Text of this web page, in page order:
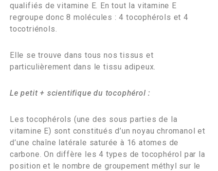
qualifiés de vitamine E. En tout la vitamine E
regroupe donc 8 molécules : 4 tocophérols et 4
tocotriénols.
Elle se trouve dans tous nos tissus et
particulièrement dans le tissu adipeux.
Le petit + scientifique du tocophérol :
Les tocophérols (une des sous parties de la
vitamine E) sont constitués d’un noyau chromanol et
d’une chaîne latérale saturée à 16 atomes de
carbone. On diffère les 4 types de tocophérol par la
position et le nombre de groupement méthyl sur le